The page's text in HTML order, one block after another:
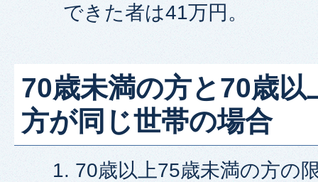
できた者は41万円。
70歳未満の方と70歳以
方が同じ世帯の場合
70歳以上75歳未満の方の